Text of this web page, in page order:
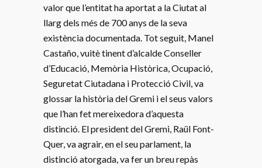
valor que l’entitat ha aportat a la Ciutat al
llarg dels més de 700 anys de la seva
existència documentada. Tot seguit, Manel
Castaño, vuitè tinent d’alcalde Conseller
d’Educació, Memòria Històrica, Ocupació,
Seguretat Ciutadana i Protecció Civil, va
glossar la història del Gremi i el seus valors
que l’han fet mereixedora d’aquesta
distinció. El president del Gremi, Raül Font-
Quer, va agrair, en el seu parlament, la
distinció atorgada, va fer un breu repàs